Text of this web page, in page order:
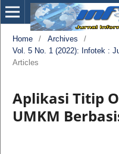
Home / Archives
/
Vol. 5 No. 1 (2022): Infotek :
Articles
Aplikasi Titip
UMKM